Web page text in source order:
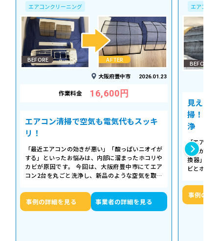
エアコンクリーニング
BEFORE AFTER
大阪府豊中市 2026.01.23
作業料金 16,600円
エアコン清掃で空気も電気代もスッキ
リ！
「最近エアコンの効きが悪い」「酸っぱいニオイが
する」といったお悩みは、内部に溜まったホコリや
カビが原因です。 今回は、大阪府豊中市にてエア
コン2台を丸ごと洗浄し、新品のような空気を取り
事例の詳細を見る 事業者の詳細を見る
エアコン
BEFORE
見えな
掃！空
浄
「エアコ
た気がす
換器」の
ビとホコ
事例の詳